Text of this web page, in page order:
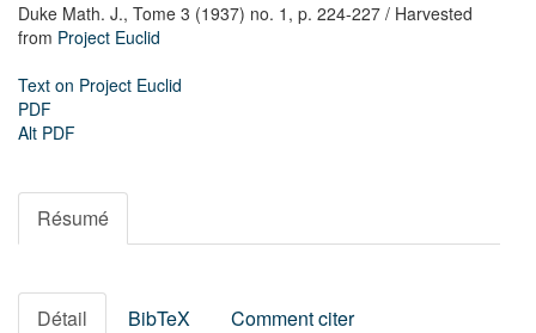
Duke Math. J., Tome 3 (1937) no. 1, p. 224-227 / Harvested
from Project Euclid
Text on Project Euclid
PDF
Alt PDF
Résumé
Détail BibTeX Comment citer